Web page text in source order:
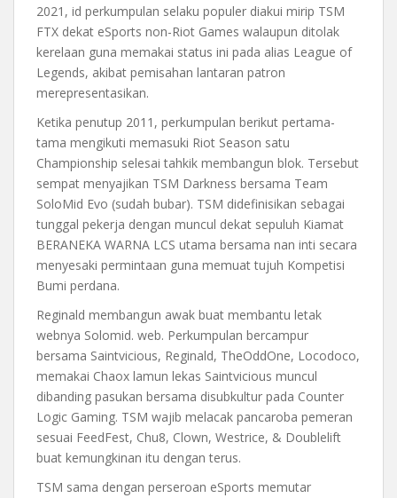
2021, id perkumpulan selaku populer diakui mirip TSM
FTX dekat eSports non-Riot Games walaupun ditolak
kerelaan guna memakai status ini pada alias League of
Legends, akibat pemisahan lantaran patron
merepresentasikan.
Ketika penutup 2011, perkumpulan berikut pertama-
tama mengikuti memasuki Riot Season satu
Championship selesai tahkik membangun blok. Tersebut
sempat menyajikan TSM Darkness bersama Team
SoloMid Evo (sudah bubar). TSM didefinisikan sebagai
tunggal pekerja dengan muncul dekat sepuluh Kiamat
BERANEKA WARNA LCS utama bersama nan inti secara
menyesaki permintaan guna memuat tujuh Kompetisi
Bumi perdana.
Reginald membangun awak buat membantu letak
webnya Solomid. web. Perkumpulan bercampur
bersama Saintvicious, Reginald, TheOddOne, Locodoco,
memakai Chaox lamun lekas Saintvicious muncul
dibanding pasukan bersama disubkultur pada Counter
Logic Gaming. TSM wajib melacak pancaroba pemeran
sesuai FeedFest, Chu8, Clown, Westrice, & Doublelift
buat kemungkinan itu dengan terus.
TSM sama dengan perseroan eSports memutar